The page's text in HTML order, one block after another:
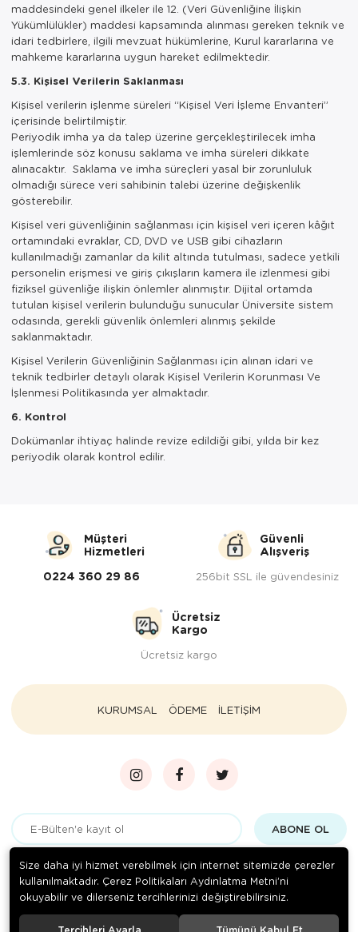
maddesindeki genel ilkeler ile 12. (Veri Güvenliğine İlişkin
Yükümlülükler) maddesi kapsamında alınması gereken teknik ve
idari tedbirlere, ilgili mevzuat hükümlerine, Kurul kararlarına ve
mahkeme kararlarına uygun hareket edilmektedir.
5.3. Kişisel Verilerin Saklanması
Kişisel verilerin işlenme süreleri “Kişisel Veri İşleme Envanteri”
içerisinde belirtilmiştir.
Periyodik imha ya da talep üzerine gerçekleştirilecek imha
işlemlerinde söz konusu saklama ve imha süreleri dikkate
alınacaktır. Saklama ve imha süreçleri yasal bir zorunluluk
olmadığı sürece veri sahibinin talebi üzerine değişkenlik
gösterebilir.
Kişisel veri güvenliğinin sağlanması için kişisel veri içeren kâğıt
ortamındaki evraklar, CD, DVD ve USB gibi cihazların
kullanılmadığı zamanlar da kilit altında tutulması, sadece yetkili
personelin erişmesi ve giriş çıkışların kamera ile izlenmesi gibi
fiziksel güvenliğe ilişkin önlemler alınmıştır. Dijital ortamda
tutulan kişisel verilerin bulunduğu sunucular Üniversite sistem
odasında, gerekli güvenlik önlemleri alınmış şekilde
saklanmaktadır.
Kişisel Verilerin Güvenliğinin Sağlanması için alınan idari ve
teknik tedbirler detaylı olarak Kişisel Verilerin Korunması Ve
İşlenmesi Politikasında yer almaktadır.
6. Kontrol
Dokümanlar ihtiyaç halinde revize edildiği gibi, yılda bir kez
periyodik olarak kontrol edilir.
Müşteri
Hizmetleri
0224 360 29 86
Güvenli
Alışveriş
256bit SSL ile güvendesiniz
Ücretsiz
Kargo
Ücretsiz kargo
KURUMSAL ÖDEME İLETİŞİM
ABONE OL
Gizlilik politikasınıokudum ve elektronik posta almayı kabul
ediyorum.
Size daha iyi hizmet verebilmek için internet sitemizde çerezler
kullanılmaktadır. Çerez Politikaları Aydınlatma Metni’ni
okuyabilir ve dilerseniz tercihlerinizi değiştirebilirsiniz.